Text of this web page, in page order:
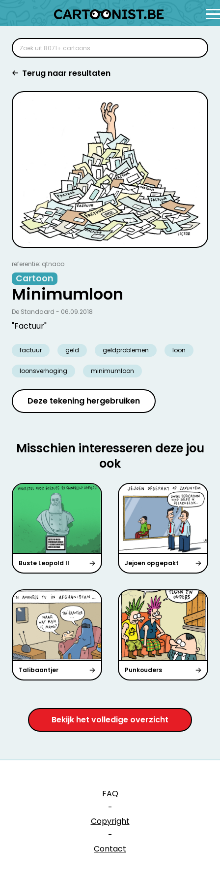
Terug naar resultaten
referentie: qtnaoo
Cartoon
Minimumloon
"Factuur"
factuur geld geldproblemen loon
loonsverhoging minimumloon
De Standaard - 06.09.2018
Deze tekening hergebruiken
Misschien interesseren deze jou
ook
Buste Leopold II Jejoen opgepakt
Talibaantjer Punkouders
Bekijk het volledige overzicht
FAQ
-
Copyright
-
Contact